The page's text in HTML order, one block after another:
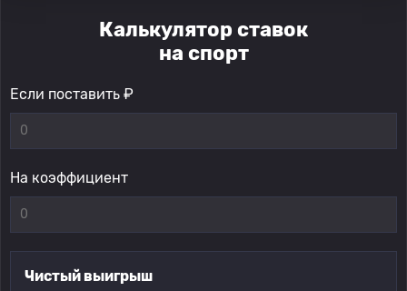
Калькулятор ставок
на спорт
Если поставить ₽
На коэффициент
Чистый выигрыш